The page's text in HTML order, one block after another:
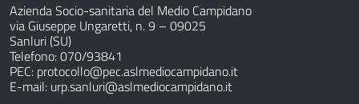
Azienda Socio-sanitaria del Medio Campidano
via Giuseppe Ungaretti, n. 9 – 09025
Sanluri (SU)
Telefono: 070/93841
PEC: protocollo@pec.aslmediocampidano.it
E-mail: urp.sanluri@aslmediocampidano.it